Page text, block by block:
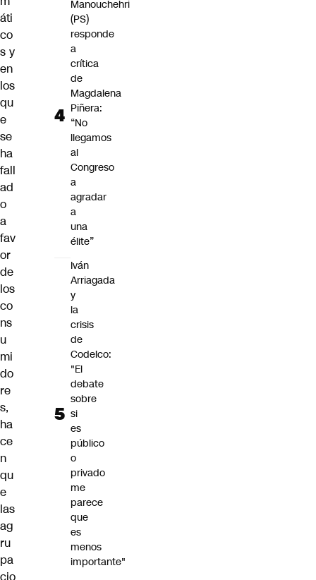
áti
co
s y
en
los
qu
e
se
ha
fall
ad
o
a
fav
or
de
los
co
ns
u
mi
do
re
s,
ha
ce
n
qu
e
las
ag
ru
pa
cio
Manouchehri
(PS)
responde
a
crítica
de
Magdalena
Piñera:
“No
llegamos
al
Congreso
a
agradar
a
una
élite”
Iván
Arriagada
y
la
crisis
de
Codelco:
"El
debate
sobre
si
es
público
o
privado
me
parece
que
es
menos
importante"